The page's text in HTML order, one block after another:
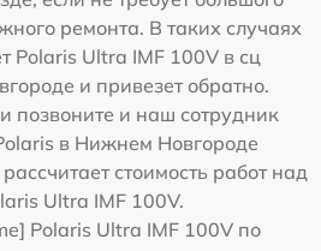
ремонта. В таких случаях
Polaris Ultra IMF 100V в сц
и привезет обратно.
позвоните и наш сотрудник
в Нижнем Новгороде
стоимость работ над
Ultra IMF 100V.
Polaris Ultra IMF 100V по